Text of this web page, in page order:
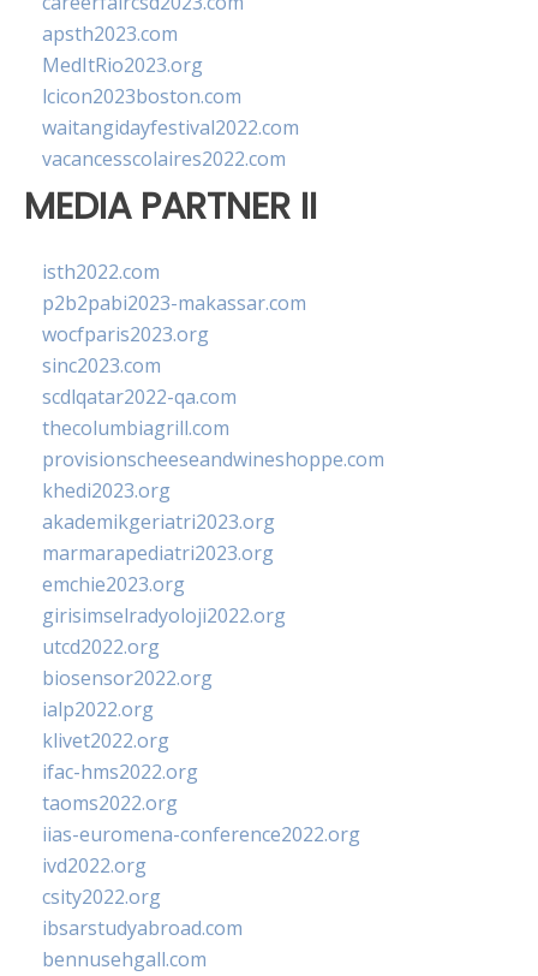
apsth2023.com
MedItRio2023.org
lcicon2023boston.com
waitangidayfestival2022.com
vacancesscolaires2022.com
MEDIA PARTNER II
isth2022.com
p2b2pabi2023-makassar.com
wocfparis2023.org
sinc2023.com
scdlqatar2022-qa.com
thecolumbiagrill.com
provisionscheeseandwineshoppe.com
khedi2023.org
akademikgeriatri2023.org
marmarapediatri2023.org
emchie2023.org
girisimselradyoloji2022.org
utcd2022.org
biosensor2022.org
ialp2022.org
klivet2022.org
ifac-hms2022.org
taoms2022.org
iias-euromena-conference2022.org
ivd2022.org
csity2022.org
ibsarstudyabroad.com
bennusehgall.com